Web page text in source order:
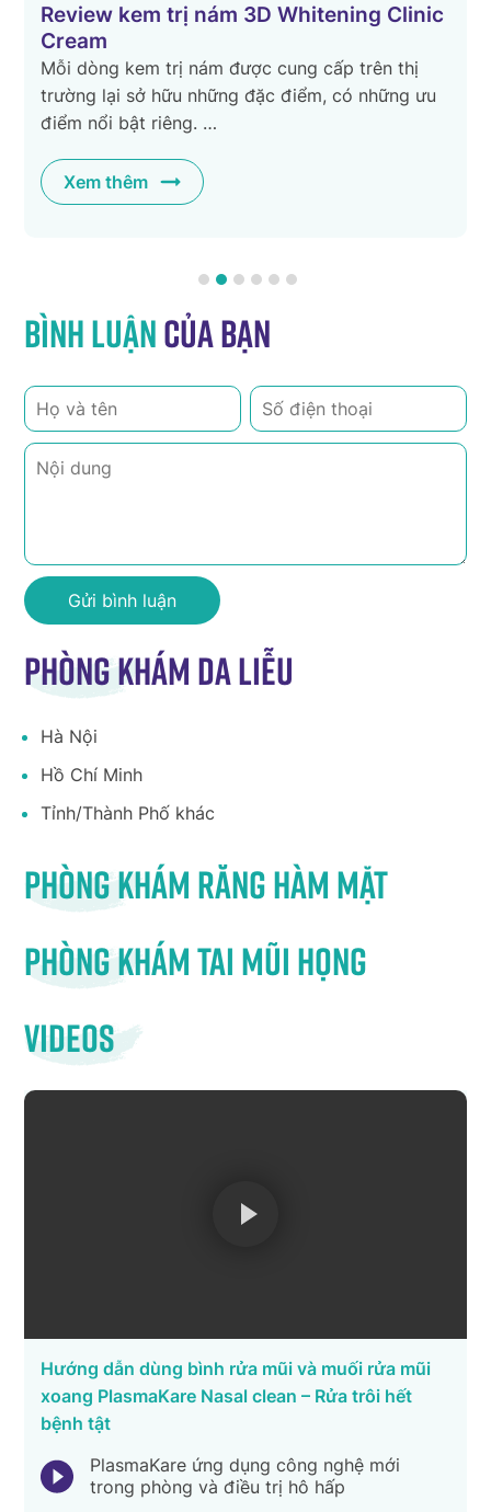
TOP 3 loại kem trị nám bác sĩ da liễu
khuyên dùng
Nám sạm là vấn đề thường gặp trên da của chị
em phụ nữ gây ra nhiều phiền toái, phiền muộn
cho mỗi người. Có …
Xem thêm
Bình luậncủa bạn
Phòng khám da liễu
Hà Nội
Hồ Chí Minh
Tỉnh/Thành Phố khác
Phòng khám răng hàm mặt
Phòng khám tai mũi họng
Videos
Hướng dẫn dùng bình rửa mũi và muối rửa mũi
xoang PlasmaKare Nasal clean – Rửa trôi hết
bệnh tật
PlasmaKare ứng dụng công nghệ mới
trong phòng và điều trị hô hấp